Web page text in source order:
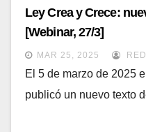
Ley Crea y Crece:
[Webinar, 27/3]
MAR 25, 2025
El 5 de marzo de 2025
publicó un nuevo texto